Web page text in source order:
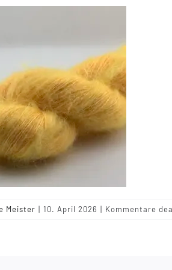
Meister | 10. April 2026 | Kommentare